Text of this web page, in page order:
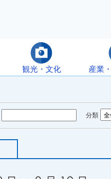
観光・文化 産業
分類